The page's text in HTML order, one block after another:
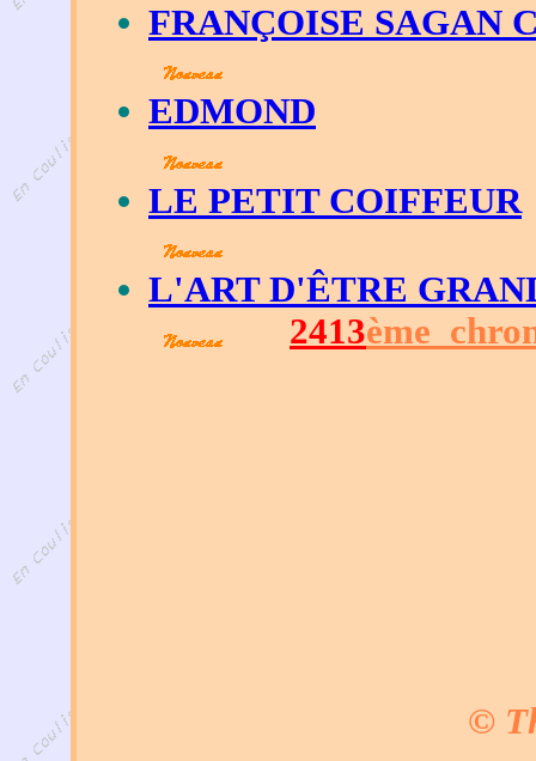
FRANÇOISE SAGAN
EDMOND
LE PETIT COIFFEUR
L'ART D'ÊTRE
2413ème
©